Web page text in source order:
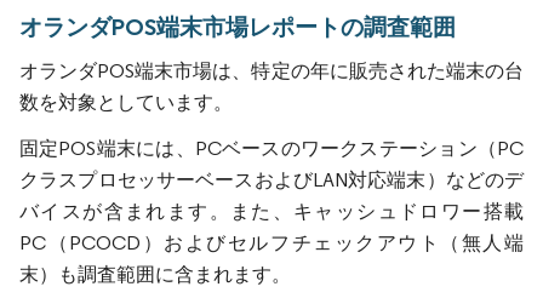
オランダPOS端末市場レポートの調査範囲
オランダPOS端末市場は、特定の年に販売された端末の台
数を対象としています。
固定POS端末には、PCベースのワークステーション（PC
クラスプロセッサーベースおよびLAN対応端末）などのデ
バイスが含まれます。また、キャッシュドロワー搭載
PC（PCOCD）およびセルフチェックアウト（無人端
末）も調査範囲に含まれます。